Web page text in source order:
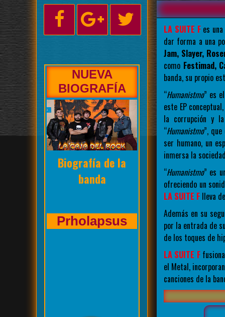
NUEVA
ENTREVISTA
Entrevista de La
Caja del Rock a
Kasuales
LA SUITE Fes una
dar forma a una
Jam, Slayer,
como Festimad,
banda, su propio
“Humanistmo” es
este EP
la corrupción y
“Humanistmo”,
ser humano, un
inmersa la
“Humanistmo” es
ofreciendo un
LA SUITE F lleva
Además en su
por la entrada de
de los toques de
LA SUITE F
el Metal,
canciones de la